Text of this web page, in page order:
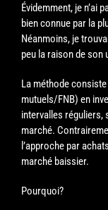
Évidemment, je n’ai
bien connue par la
Néanmoins, je
peu la raison de son
La méthode
mutuels/FNB) en
intervalles réguliers,
marché.
l’approche par
marché baissier.
Pourquoi?